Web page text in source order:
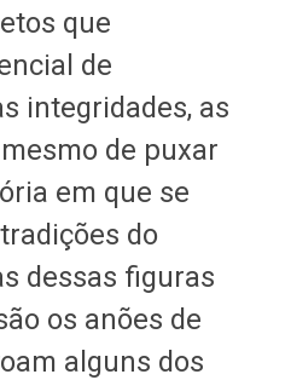
que
de
integridades, as
de puxar
em que se
do
dessas figuras
os anões de
alguns dos